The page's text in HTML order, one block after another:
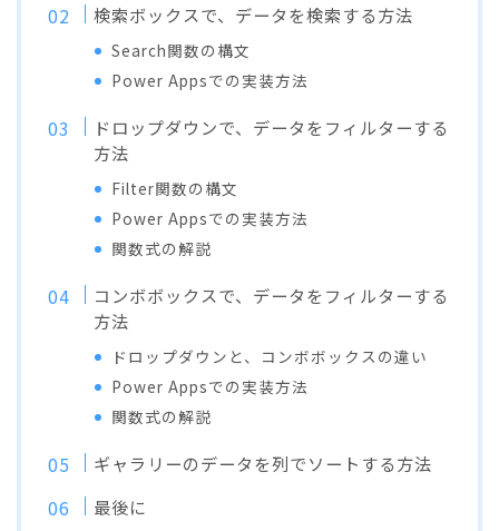
検索ボックスで、データを検索する方法
Search関数の構文
Power Appsでの実装方法
ドロップダウンで、データをフィルターする
方法
Filter関数の構文
Power Appsでの実装方法
関数式の解説
コンボボックスで、データをフィルターする
方法
ドロップダウンと、コンボボックスの違い
Power Appsでの実装方法
関数式の解説
ギャラリーのデータを列でソートする方法
最後に